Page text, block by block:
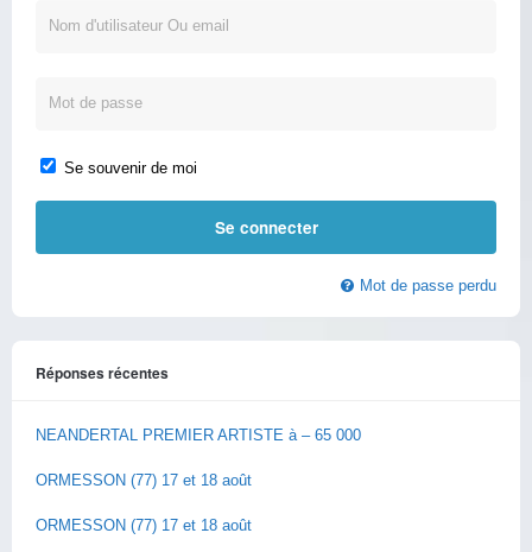
Se souvenir de moi
Mot de passe perdu
Réponses récentes
NEANDERTAL PREMIER ARTISTE à – 65 000
ORMESSON (77) 17 et 18 août
ORMESSON (77) 17 et 18 août